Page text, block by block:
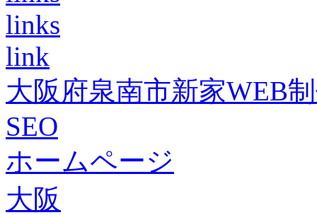
links
link
大阪府泉南市新家WEB
SEO
ホームページ
大阪